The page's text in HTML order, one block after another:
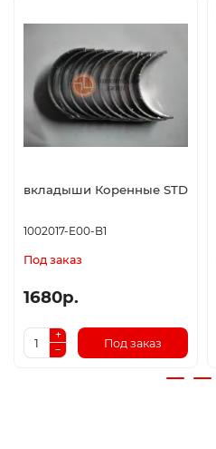
вкладыши Коренные STD
1002017-E00-B1
Под заказ
1680р.
Под заказ